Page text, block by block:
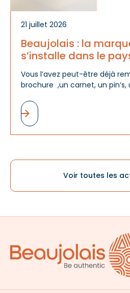
21 juillet 2026
Beaujolais : la
s’installe dans le
Vous l’avez peut-être déjà
brochure ,un carnet, un pin’s,
de plus en plus présent. Et ce
Voir toutes les